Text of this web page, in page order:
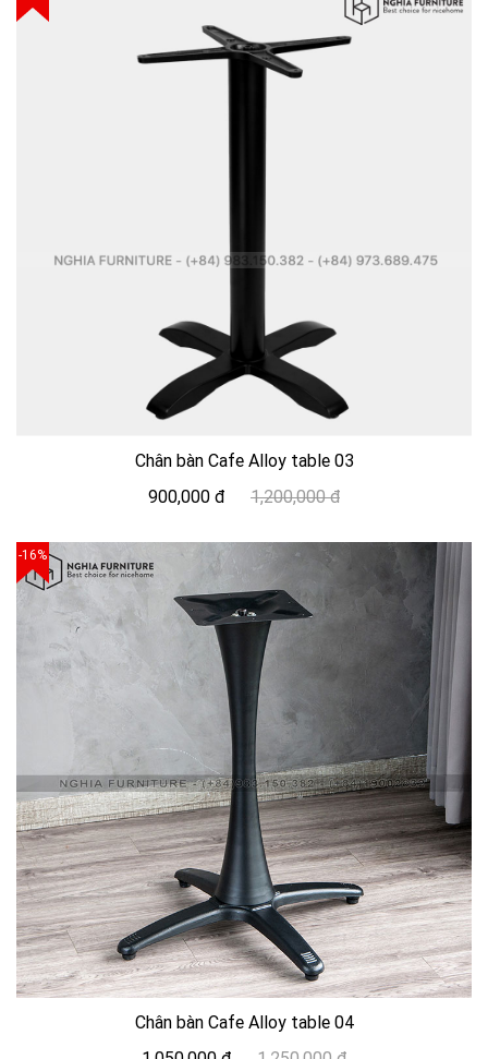
Chân bàn Cafe Alloy table 03
900,000 đ
1,200,000 đ
-16%
Chân bàn Cafe Alloy table 04